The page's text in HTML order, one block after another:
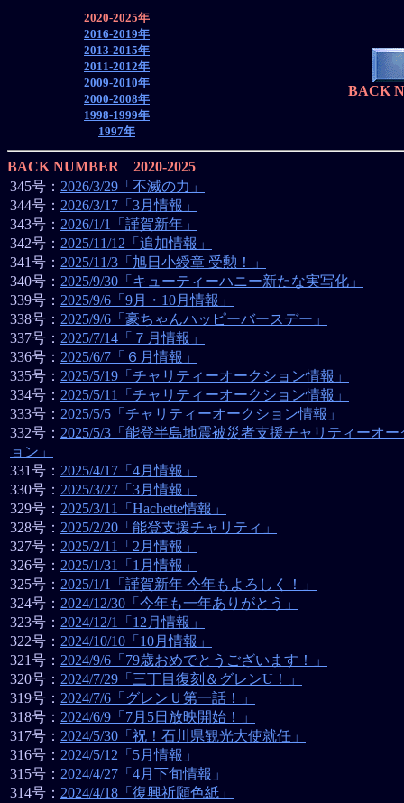
2020-2025年
2016-2019年
2013-2015年
2011-2012年
2009-2010年
2000-2008年
1998-1999年
1997年
BACK
BACK NUMBER 2020-2025
345号： 2026/3/29「不滅の力」
344号： 2026/3/17「3月情報」
343号： 2026/1/1「謹賀新年」
342号： 2025/11/12「追加情報」
341号： 2025/11/3「旭日小綬章 受勲！」
340号： 2025/9/30「キューティーハニー新たな実写化」
339号： 2025/9/6「9月・10月情報」
338号： 2025/9/6「豪ちゃんハッピーバースデー」
337号： 2025/7/14「７月情報」
336号： 2025/6/7「６月情報」
335号： 2025/5/19「チャリティーオークション情報」
334号： 2025/5/11「チャリティーオークション情報」
333号： 2025/5/5「チャリティーオークション情報」
332号： 2025/5/3「能登半島地震被災者支援チャリティーオー
ョン」
331号： 2025/4/17「4月情報」
330号： 2025/3/27「3月情報」
329号： 2025/3/11「Hachette情報」
328号： 2025/2/20「能登支援チャリティ」
327号： 2025/2/11「2月情報」
326号： 2025/1/31「1月情報」
325号： 2025/1/1「謹賀新年 今年もよろしく！」
324号： 2024/12/30「今年も一年ありがとう」
323号： 2024/12/1「12月情報」
322号： 2024/10/10「10月情報」
321号： 2024/9/6「79歳おめでとうございます！」
320号： 2024/7/29「三丁目復刻＆グレンU！」
319号： 2024/7/6「グレンＵ第一話！」
318号： 2024/6/9「7月5日放映開始！」
317号： 2024/5/30「祝！石川県観光大使就任」
316号： 2024/5/12「5月情報」
315号： 2024/4/27「4月下旬情報」
314号： 2024/4/18「復興祈願色紙」